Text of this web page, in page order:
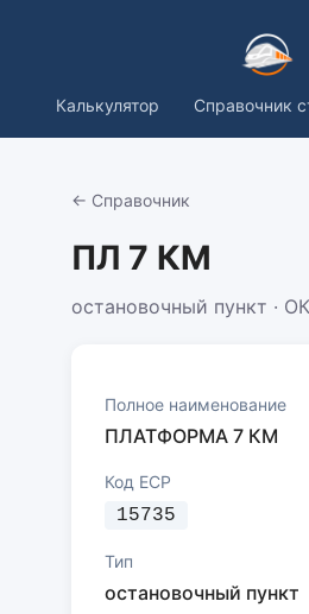
Калькулятор Справочник
← Справочник
ПЛ 7 КМ
остановочный пункт ·
Полное наименование
ПЛАТФОРМА 7 КМ
Код ЕСР
15735
Тип
остановочный пункт